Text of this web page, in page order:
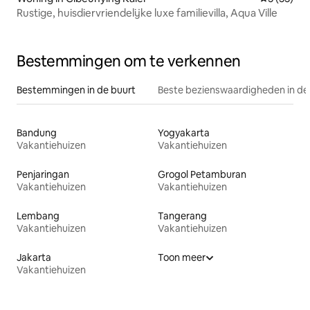
Rustige, huisdiervriendelijke luxe familievilla, Aqua Ville
Bestemmingen om te verkennen
Bestemmingen in de buurt Beste bezienswaardigheden in
Bandung
Vakantiehuizen
Yogyakarta
Vakantiehuizen
Penjaringan
Vakantiehuizen
Grogol Petamburan
Vakantiehuizen
Lembang
Vakantiehuizen
Tangerang
Vakantiehuizen
Jakarta
Vakantiehuizen
Toon meer